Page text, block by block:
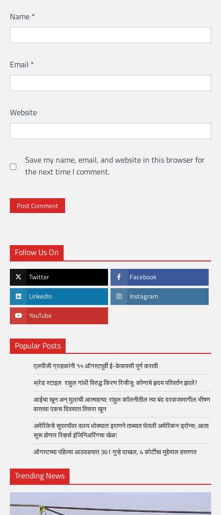
Name *
Email *
Website
Save my name, email, and website in this browser for
the next time I comment.
Follow Us On
Twitter Facebook
LinkedIn Instagram
YouTube
Popular Posts
एलपीजी ग्राहकांनी १५ ऑगस्टपूर्वी ई-केवायसी पूर्ण करावी
थ्रेड स्टाइल राहुल गांधी विरुद्ध किरण रिजीजू: कोणाचे हृदय परिवर्तन झाले?
आईचा खून अन् मुलाची आत्महत्या: राहुल कॉलनीतील त्या बंद दरवाजामागील भीषण
वास्तव! एकच दिवसात तिसरा खून
अमेरिकेचे सुपरपॉवर वलय धोक्यात! इराणने ताब्यात घेतली अमेरिकन ड्रोन्स; आता
सुरू होणार रिव्हर्स इंजिनिअरिंगचा खेळ!
ऑगस्टच्या पहिल्या आठवडयात 361 गुन्हे दाखल, 4 कोटींचा मुद्देमाल हस्तगत
Trending News